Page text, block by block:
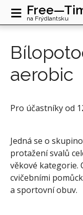
≡ na Frýdlantsku
aerobic
Pro účastníky od
Jedná se o
protažení svalů
věkové kategorie.
cvičebními
a sportovní obuv.